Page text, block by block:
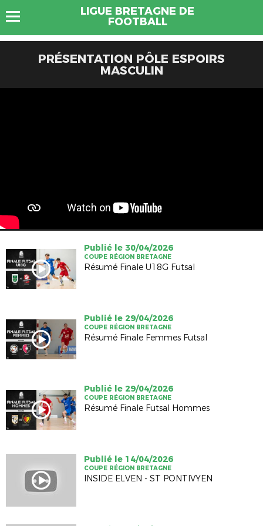
LIGUE BRETAGNE DE
FOOTBALL
PRÉSENTATION PÔLE ESPOIRS
MASCULIN
Publié le 30/04/2026
COUPE RÉGION BRETAGNE
Résumé Finale U18G Futsal
Publié le 29/04/2026
COUPE RÉGION BRETAGNE
Résumé Finale Femmes Futsal
Publié le 29/04/2026
COUPE RÉGION BRETAGNE
Résumé Finale Futsal Hommes
Publié le 14/04/2026
COUPE RÉGION BRETAGNE
INSIDE ELVEN - ST PONTIVYEN